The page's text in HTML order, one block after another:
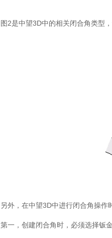
图2是中望3D中的相关闭合角类型
另外，在中望3D中进行闭合角操作
第一，创建闭合角时，必须选择钣